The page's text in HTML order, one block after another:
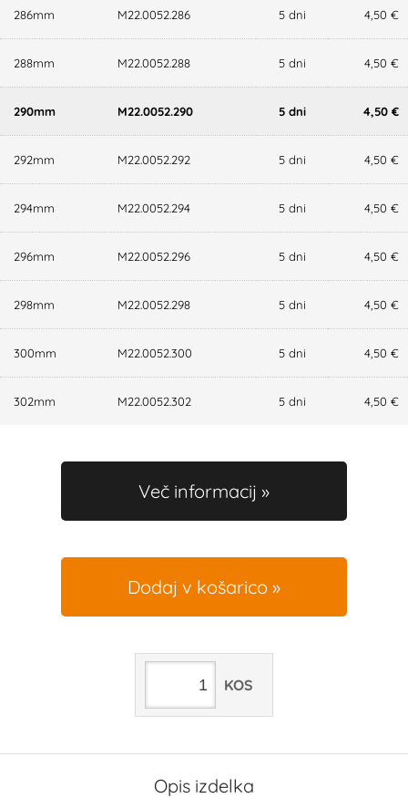
286mm M22.0052.286 5 dni 4,50 €
288mm M22.0052.288 5 dni 4,50 €
290mm M22.0052.290 5 dni 4,50 €
292mm M22.0052.292 5 dni 4,50 €
294mm M22.0052.294 5 dni 4,50 €
296mm M22.0052.296 5 dni 4,50 €
298mm M22.0052.298 5 dni 4,50 €
300mm M22.0052.300 5 dni 4,50 €
302mm M22.0052.302 5 dni 4,50 €
Več informacij
Dodaj v košarico
KOS
Opis izdelka